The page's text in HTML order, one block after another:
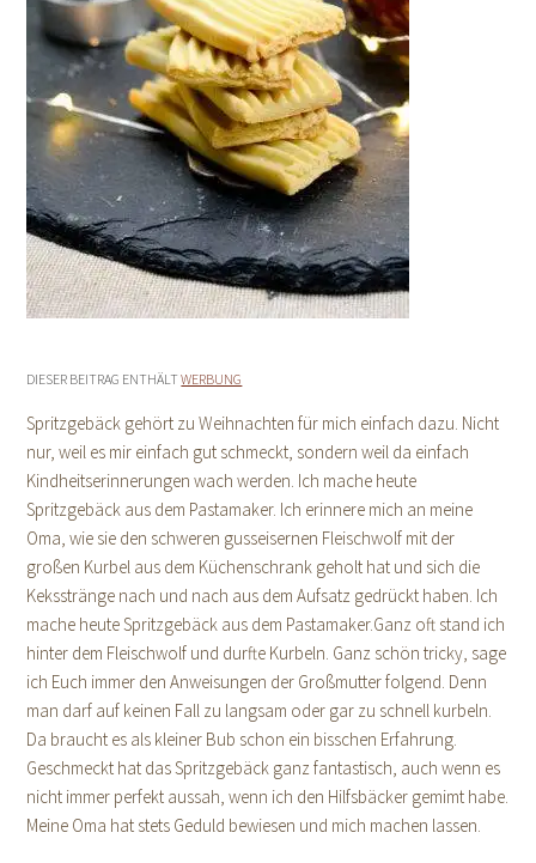
DIESER BEITRAG ENTHÄLTWERBUNG
Spritzgebäck gehört zu Weihnachten für mich einfach dazu. Nicht
nur, weil es mir einfach gut schmeckt, sondern weil da einfach
Kindheitserinnerungen wach werden. Ich mache heute
Spritzgebäck aus dem Pastamaker. Ich erinnere mich an meine
Oma, wie sie den schweren gusseisernen Fleischwolf mit der
großen Kurbel aus dem Küchenschrank geholt hat und sich die
Keksstränge nach und nach aus dem Aufsatz gedrückt haben. Ich
mache heute Spritzgebäck aus dem Pastamaker.Ganz oft stand ich
hinter dem Fleischwolf und durfte Kurbeln. Ganz schön tricky, sage
ich Euch immer den Anweisungen der Großmutter folgend. Denn
man darf auf keinen Fall zu langsam oder gar zu schnell kurbeln.
Da braucht es als kleiner Bub schon ein bisschen Erfahrung.
Geschmeckt hat das Spritzgebäck ganz fantastisch, auch wenn es
nicht immer perfekt aussah, wenn ich den Hilfsbäcker gemimt habe.
Meine Oma hat stets Geduld bewiesen und mich machen lassen.